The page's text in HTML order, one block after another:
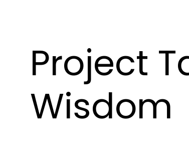
Project
Wisdom